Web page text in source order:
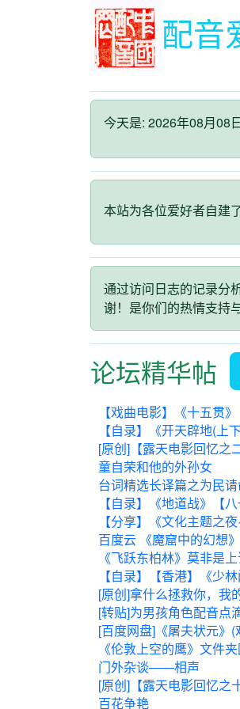
配音
今天是: 2026年08月08
本站为各位爱好者自建
通过访问日志的记录分
谢！是你们的热情支持
论坛精华帖
【戏曲电影】《十五贯
【自录】《开天辟地(
[原创]【露天电影回忆之
童自荣和他的外孙女
台词精选长译篇之为民
【自录】《地道战》【
【分享】《文化主题之
百度云 《魔窟中的幻想
《飞跃东柏林》莫非是上
【自录】【香港】《少
[原创]拿什么拯救你，我
[转贴]为男孩角色配音点
[百度网盘]《屠夫状元》
《伦敦上空的鹰》文件
门外杂谈——相声
[原创]【露天电影回忆之
百花争艳